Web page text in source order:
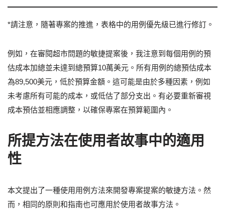
*請注意，隨著專案的推進，表格中的用例優先級已進行修訂。
例如，在審閱超市問題的敏捷提案後，我注意到每個用例的預
估成本加總並未達到總預算10萬美元。所有用例的總預估成本
為89,500美元，低於預算金額。這可能是由於多種因素，例如
未考慮所有可能的成本，或低估了部分支出。有必要重新審視
成本預估並相應調整，以確保專案在預算範圍內。
所提方法在使用者故事中的適用
性
本文提出了一種使用用例方法來開發專案提案的敏捷方法。然
而，相同的原則和指南也可應用於使用者故事方法。